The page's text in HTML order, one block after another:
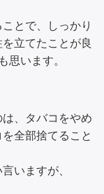
とで、しっかり
立てたことが良
思います。
、タバコをやめ
全部捨てること
いますが、